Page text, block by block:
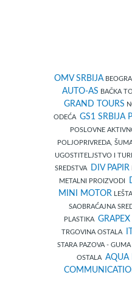
OMV SRBIJA
AUTO-AS BAČKA
GRAND TOURS
ODEĆA GS1 SRBIJA
POSLOVNE
POLJOPRIVREDA,
UGOSTITELJSTVO I
SREDSTVA
DIV PAPIR
METALNI PROIZVODI
MINI MOTOR
SAOBRAĆAJNA
PLASTIKA GRAPEX
TRGOVINA OSTALA
STARA PAZOVA -
OSTALA AQUA